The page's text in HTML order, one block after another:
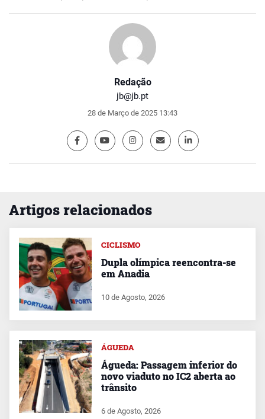
Redação
jb@jb.pt
28 de Março de 2025 13:43
Artigos relacionados
CICLISMO
Dupla olímpica reencontra-se
em Anadia
10 de Agosto, 2026
ÁGUEDA
Águeda: Passagem inferior do
novo viaduto no IC2 aberta ao
trânsito
6 de Agosto, 2026